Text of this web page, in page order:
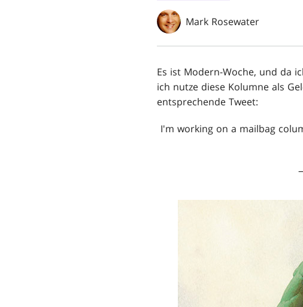
Mark Rosewater
Es ist Modern-Woche, und da
ich nutze diese Kolumne als
entsprechende Tweet:
I'm working on a mailbag